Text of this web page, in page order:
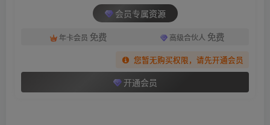
会员专属资源
年卡会员 免费 高级合伙人 免费
您暂无购买权限，请先开通会员
开通会员